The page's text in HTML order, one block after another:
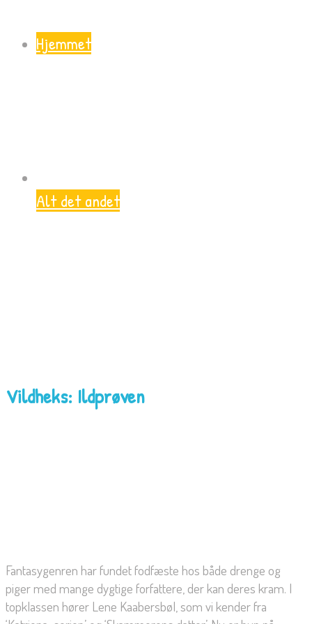
Hjemmet
Alt det andet
Vildheks: Ildprøven
Fantasygenren har fundet fodfæste hos både drenge og
piger med mange dygtige forfattere, der kan deres kram. I
topklassen hører Lene Kaabersbøl, som vi kender fra